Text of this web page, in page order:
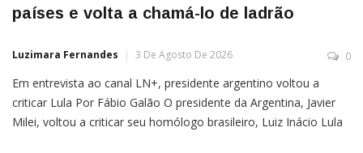
países e volta a chamá-lo de ladrão
Luzimara Fernandes 3 De Agosto De 2026 0
Em entrevista ao canal LN+, presidente argentino voltou a
criticar Lula Por Fábio Galão O presidente da Argentina, Javier
Milei, voltou a criticar seu homólogo brasileiro, Luiz Inácio Lula